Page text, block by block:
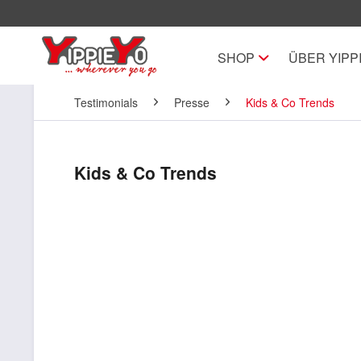
SHOP ÜBER
Testimonials Presse Kids & Co Trends
Kids & Co Trends